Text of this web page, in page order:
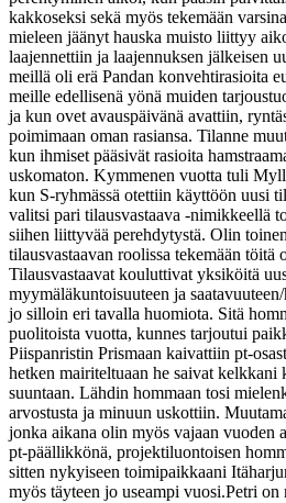
kakkoseksi sekä myös tekemään
mieleen jäänyt hauska muisto liittyy
laajennettiin ja laajennuksen jälkeisen
meillä oli erä Pandan konvehtirasioita
meille edellisenä yönä muiden
ja kun ovet avauspäivänä avattiin,
poimimaan oman rasiansa. Tilanne
kun ihmiset pääsivät rasioita
uskomaton. Kymmenen vuotta tuli
kun S-ryhmässä otettiin käyttöön uusi
valitsi pari tilausvastaava -nimikkeellä
siihen liittyvää perehdytystä. Olin
tilausvastaavan roolissa tekemään töitä
Tilausvastaavat kouluttivat yksiköitä
myymäläkuntoisuuteen ja
jo silloin eri tavalla huomiota. Sitä
puolitoista vuotta, kunnes tarjoutui
Piispanristin Prismaan kaivattiin pt-
hetken mairiteltuaan he saivat kelkkani
suuntaan. Lähdin hommaan tosi
arvostusta ja minuun uskottiin.
jonka aikana olin myös vajaan vuoden
pt-päällikkönä, projektiluontoisen
sitten nykyiseen toimipaikkaani
myös täyteen jo useampi vuosi.Petri on